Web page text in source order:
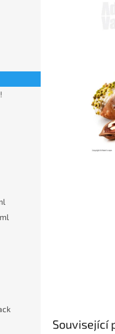
Související